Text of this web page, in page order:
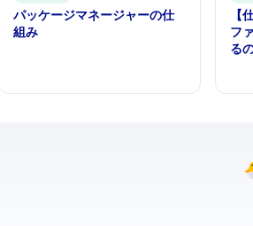
パッケージマネージャーの仕
組み
【
フ
る